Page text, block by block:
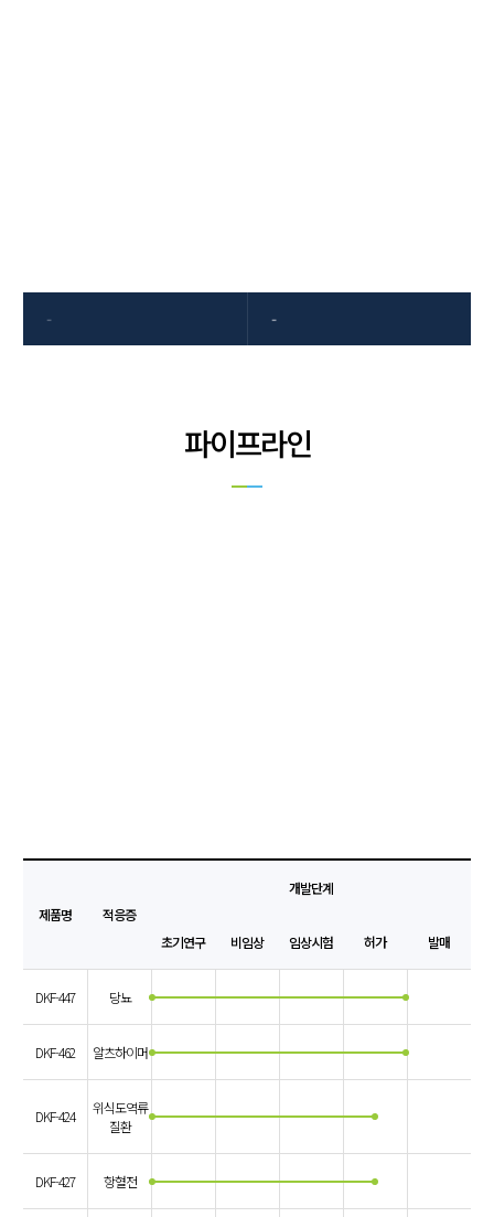
- -
파이프라인
제품명 적응증
개발단계
초기연구 비임상 임상시험 허가 발매
DKF-447 당뇨
DKF-462 알츠하이머
DKF-424
위식도역류
질환
DKF-427 항혈전